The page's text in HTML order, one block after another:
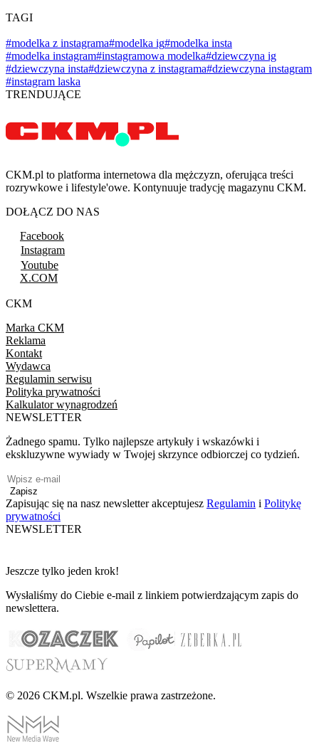
TAGI
#modelka z instagrama#modelka ig#modelka insta
#modelka instagram#instagramowa modelka#dziewczyna ig
#dziewczyna insta#dziewczyna z instagrama#dziewczyna instagram
#instagram laska
TRENDUJĄCE
CKM.pl to platforma internetowa dla mężczyzn, oferująca treści
rozrywkowe i lifestyle'owe. Kontynuuje tradycję magazynu CKM.
DOŁĄCZ DO NAS
Facebook
Instagram
Youtube
X.COM
CKM
Marka CKM
Reklama
Kontakt
Wydawca
Regulamin serwisu
Polityka prywatności
Kalkulator wynagrodzeń
NEWSLETTER
Żadnego spamu. Tylko najlepsze artykuły i wskazówki i
ekskluzywne wywiady w Twojej skrzynce odbiorczej co tydzień.
Zapisz
Zapisując się na nasz newsletter akceptujesz Regulamin i Politykę
prywatności
NEWSLETTER
Jeszcze tylko jeden krok!
Wysłaliśmy do Ciebie e-mail z linkiem potwierdzającym zapis do
newslettera.
© 2026 CKM.pl. Wszelkie prawa zastrzeżone.